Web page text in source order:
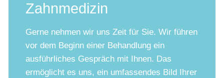
Zahnmedizin
Gerne nehmen wir uns Zeit für Sie. Wir führen
vor dem Beginn einer Behandlung ein
ausführliches Gespräch mit Ihnen. Das
ermöglicht es uns, ein umfassendes Bild Ihrer